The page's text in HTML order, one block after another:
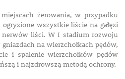
żerowania, w przypadku
wszystkie liście na gałęzi
nerwów liści. W I stadium rozwoju
na wierzchołkach pędów,
i spalenie wierzchołków pędów
i najzdrowszą metodą ochrony.